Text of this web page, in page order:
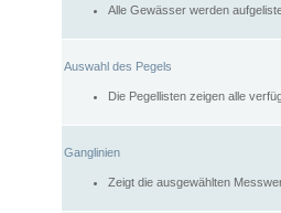
Alle Gewässer werden
Auswahl des Pegels
Die Pegellisten zeigen alle
Ganglinien
Zeigt die ausgewählten